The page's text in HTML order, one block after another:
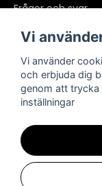
Frågor och svar
Betalning
Retur och
Integritetspolicy
Kundsupport
Kontakta oss
Vi
Vi använder
och erbjuda dig
genom att trycka
inställningar